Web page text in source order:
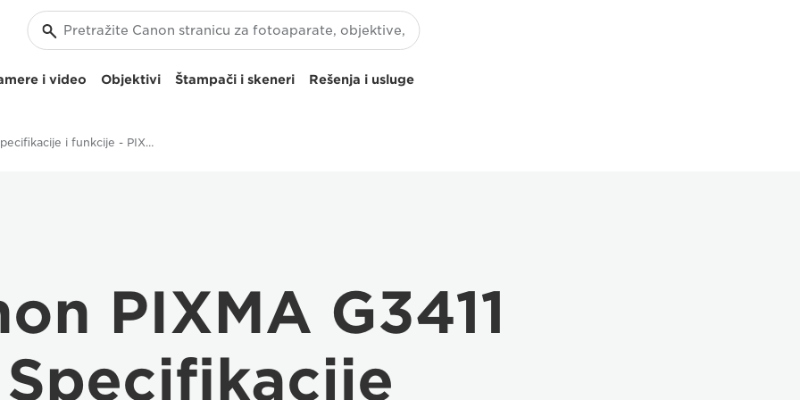
i video Objektivi Štampači i skeneri Rešenja i usluge
Specifikacije i funkcije - PIXMA G3411
PIXMA G3411
Specifikacije